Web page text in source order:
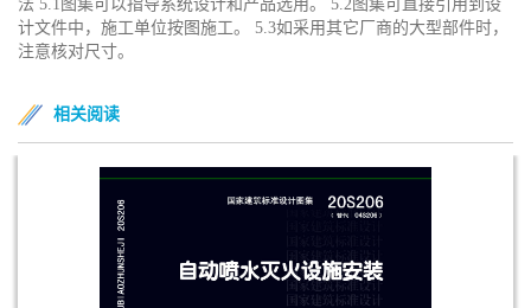
法 5.1图集可以指导系统设计和产品选用。 5.2图集可直接引用到设
计文件中，施工单位按图施工。 5.3如采用其它厂商的大型部件时，
注意核对尺寸。
相关阅读